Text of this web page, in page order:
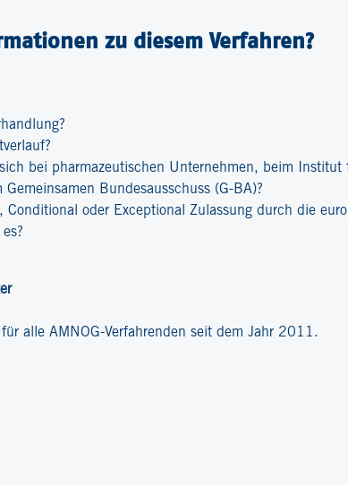
zu diesem Verfahren?
bei pharmazeutischen Unternehmen, beim
Bundesausschuss (G-BA)?
oder Exceptional Zulassung durch die
für alle AMNOG-Verfahrenden seit dem Jahr 2011.